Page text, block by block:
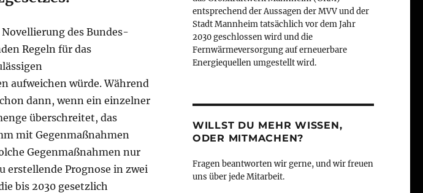
des Bundes-
Regeln für das
aufweichen würde. Während
dann, wenn ein einzelner
überschreitet, das
mit Gegenmaßnahmen
Gegenmaßnahmen nur
erstellende Prognose in zwei
bis 2030 gesetzlich
entsprechend der Aussagen der MVV und der
Stadt Mannheim tatsächlich vor dem Jahr
2030 geschlossen wird und die
Fernwärmeversorgung auf erneuerbare
Energiequellen umgestellt wird.
WILLST DU MEHR WISSEN,
ODER MITMACHEN?
Fragen beantworten wir gerne, und wir freuen
uns über jede Mitarbeit.